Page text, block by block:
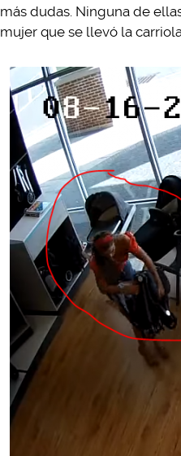
más dudas. Ninguna de
mujer que se llevó la